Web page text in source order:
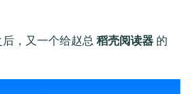
后，又一个给赵总 稻壳阅读器 的